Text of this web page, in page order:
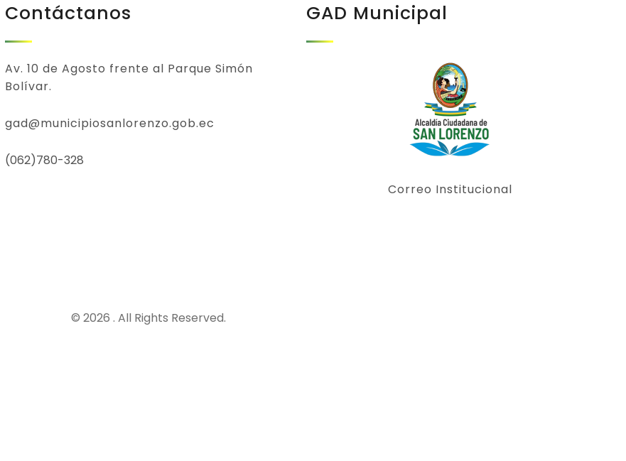
Contáctanos
Av. 10 de Agosto frente al Parque Simón
Bolívar.
gad@municipiosanlorenzo.gob.ec
(062)780-328
GAD Municipal
Correo Institucional
© 2026 . All Rights Reserved.